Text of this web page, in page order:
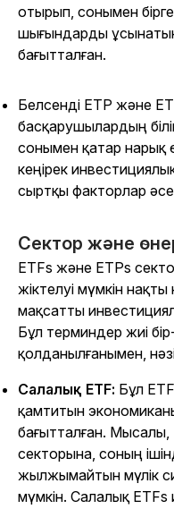
отырып, сонымен
шығындарды
бағытталған.
Белсенді ETP және
басқарушылардың
сонымен қатар нарық
кеңірек
сыртқы факторлар
Сектор және
ETFs және ETPs
жіктелуі мүмкін
мақсатты
Бұл терминдер жиі
қолданылғанымен,
Салалық ETF: Бұл
қамтитын
бағытталған.
секторына, соның
жылжымайтын мүлік
мүмкін. Салалық ETFs